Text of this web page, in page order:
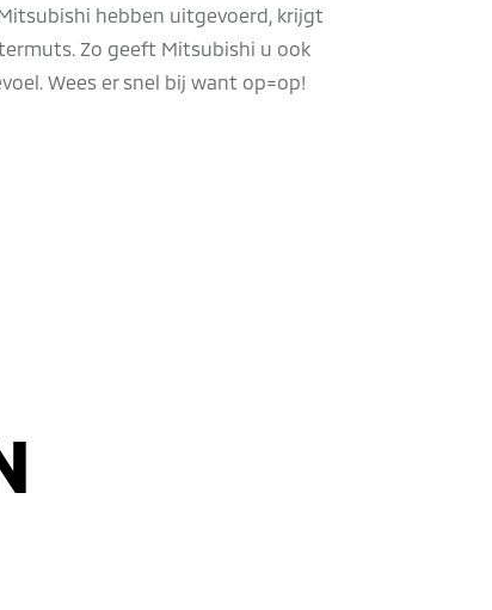
hebben uitgevoerd, krijgt
Zo geeft Mitsubishi u ook
Wees er snel bij want op=op!